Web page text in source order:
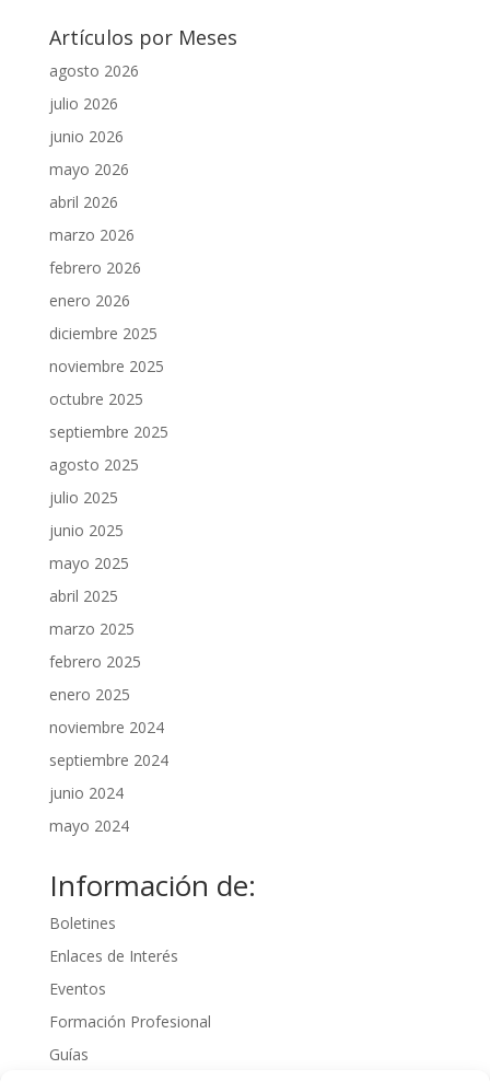
Artículos por Meses
agosto 2026
julio 2026
junio 2026
mayo 2026
abril 2026
marzo 2026
febrero 2026
enero 2026
diciembre 2025
noviembre 2025
octubre 2025
septiembre 2025
agosto 2025
julio 2025
junio 2025
mayo 2025
abril 2025
marzo 2025
febrero 2025
enero 2025
noviembre 2024
septiembre 2024
junio 2024
mayo 2024
Información de:
Boletines
Enlaces de Interés
Eventos
Formación Profesional
Guías